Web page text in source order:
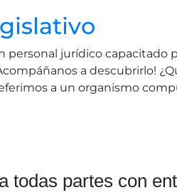
personal jurídico capacitado
a descubrirlo!
a un organismo
todas partes con